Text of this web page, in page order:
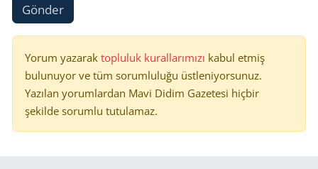
Gönder
Yorum yazarak topluluk kurallarımızı kabul etmiş
bulunuyor ve tüm sorumluluğu üstleniyorsunuz.
Yazılan yorumlardan Mavi Didim Gazetesi hiçbir
şekilde sorumlu tutulamaz.